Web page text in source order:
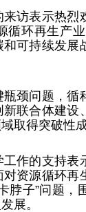
访表示热
循环再生产
可持续发
颈问题，
联合体建
取得突破性
作的支持
资源循环
脖子”问题
展。